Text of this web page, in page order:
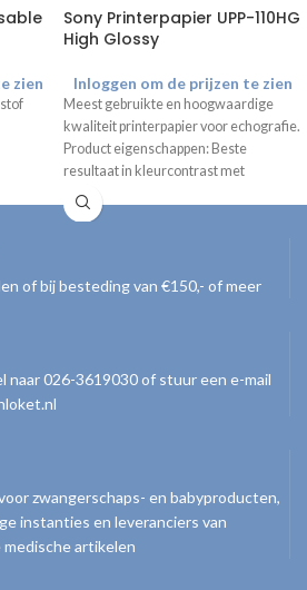
zien
Sony Printerpapier UPP-110HG
High Glossy
Inloggen om de prijzen te zien
Meest gebruikte en hoogwaardige
kwaliteit printerpapier voor echografie.
Product eigenschappen: Beste
resultaat in kleurcontrast met
glanseffect Afmetingen rol: 11 cm
of bij besteding van €150,- of meer
naar 026-3619030 of stuur een e-mail
zwangerschaps- en babyproducten,
instanties en leveranciers van
artikelen